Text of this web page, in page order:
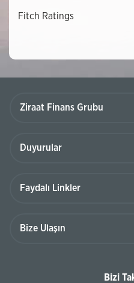
Fitch Ratings
Bizi